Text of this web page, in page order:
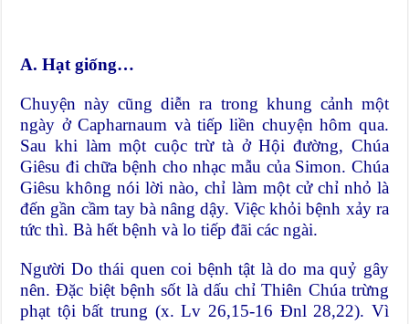
A. Hạt giống…
Chuyện này cũng diễn ra trong khung cảnh một
ngày ở Capharnaum và tiếp liền chuyện hôm qua.
Sau khi làm một cuộc trừ tà ở Hội đường, Chúa
Giêsu đi chữa bệnh cho nhạc mẫu của Simon. Chúa
Giêsu không nói lời nào, chỉ làm một cử chỉ nhỏ là
đến gần cầm tay bà nâng dậy. Việc khỏi bệnh xảy ra
tức thì. Bà hết bệnh và lo tiếp đãi các ngài.
Người Do thái quen coi bệnh tật là do ma quỷ gây
nên. Đặc biệt bệnh sốt là dấu chỉ Thiên Chúa trừng
phạt tội bất trung (x. Lv 26,15-16 Đnl 28,22). Vì